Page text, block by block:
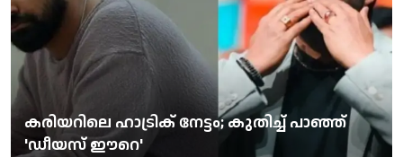
കരിയറിലെ ഹാട്രിക് നേട്ടം; കുതിച്ച് പാഞ്ഞ്
'ഡീയസ് ഈറെ'